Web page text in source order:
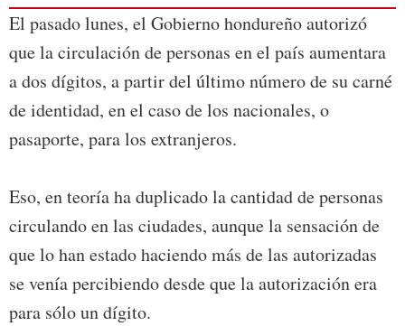
El pasado lunes, el Gobierno hondureño autorizó
que la circulación de personas en el país aumentara
a dos dígitos, a partir del último número de su carné
de identidad, en el caso de los nacionales, o
pasaporte, para los extranjeros.
Eso, en teoría ha duplicado la cantidad de personas
circulando en las ciudades, aunque la sensación de
que lo han estado haciendo más de las autorizadas
se venía percibiendo desde que la autorización era
para sólo un dígito.